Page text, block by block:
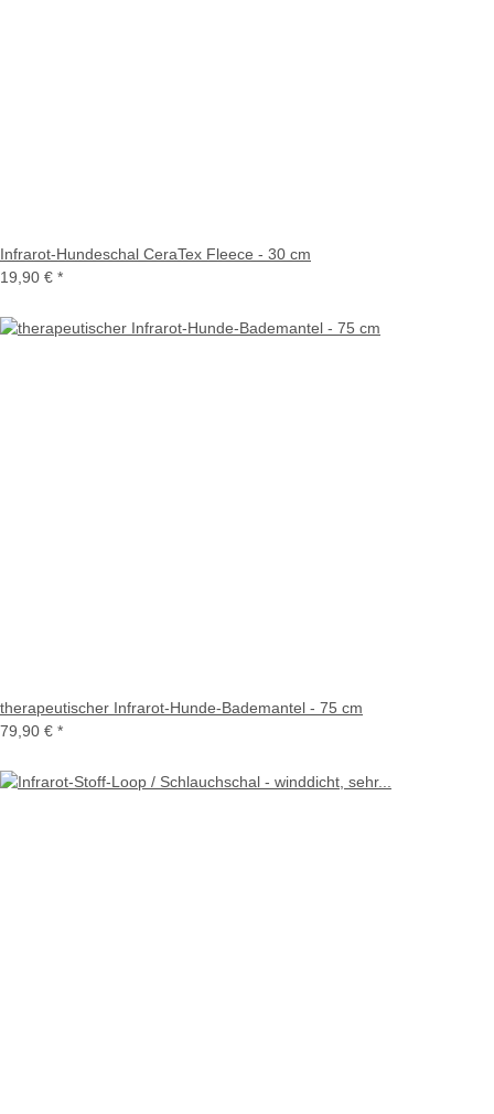
Infrarot-Hundeschal CeraTex Fleece - 30 cm
19,90 € *
therapeutischer Infrarot-Hunde-Bademantel - 75 cm
79,90 € *